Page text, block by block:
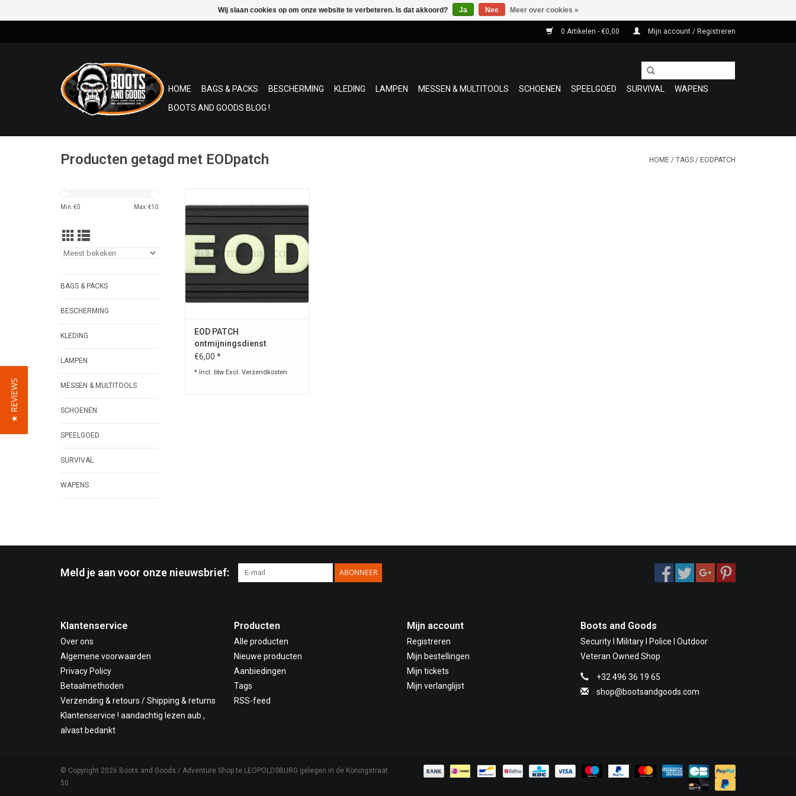
0 Artikelen - €0,00 Mijn account / Registreren
HOME BAGS & PACKS BESCHERMING KLEDING LAMPEN MESSEN & MULTITOOLS SCHOENEN SPEELGOED SURVIVAL
WAPENS
BOOTS AND GOODS BLOG !
Producten getagd met EODpatch HOME / TAGS / EODPATCH
Min: €0 Max: €10
BAGS & PACKS
BESCHERMING
KLEDING
LAMPEN
MESSEN & MULTITOOLS
SCHOENEN
SPEELGOED
SURVIVAL
WAPENS
ontmijners !
TOEVOEGEN AAN WINKELWAGEN
EOD PATCH
ontmijningsdienst
€6,00 *
* Incl. btw Excl. Verzendkosten
Meld je aan voor onze nieuwsbrief: ABONNEER
Klantenservice
Over ons
Algemene voorwaarden
Privacy Policy
Betaalmethoden
Verzending & retours / Shipping & returns
Klantenservice ! aandachtig lezen aub ,
alvast bedankt
Producten
Alle producten
Nieuwe producten
Aanbiedingen
Tags
RSS-feed
Mijn account
Registreren
Mijn bestellingen
Mijn tickets
Mijn verlanglijst
Boots and Goods
Security I Military I Police I Outdoor
Veteran Owned Shop
+32 496 36 19 65
shop@bootsandgoods.com
© Copyright 2026 Boots and Goods / Adventure Shop te LEOPOLDSBURG gelegen in de Koningstraat
50
Wij slaan cookies op om onze website te verbeteren. Is dat akkoord? Ja Nee Meer over cookies »
★ REVIEWS